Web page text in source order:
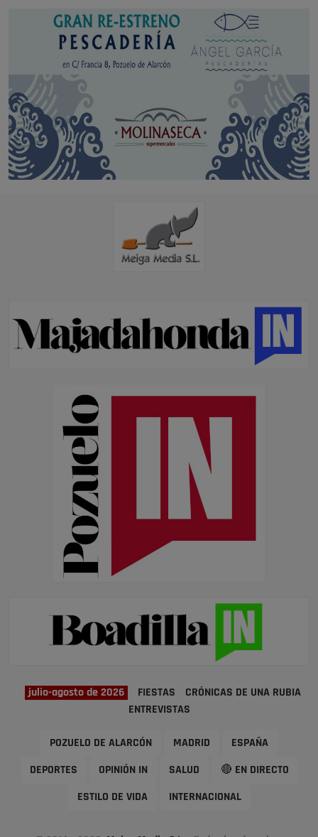
julio-agosto de 2026 FIESTAS
CRÓNICAS DE UNA RUBIA
ENTREVISTAS
POZUELO DE ALARCÓN MADRID ESPAÑA
DEPORTES OPINIÓN IN SALUD 🔴 EN DIRECTO
ESTILO DE VIDA INTERNACIONAL